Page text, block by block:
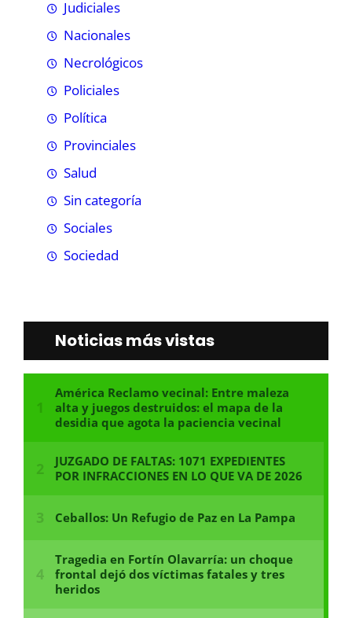
Judiciales
Nacionales
Necrológicos
Policiales
Política
Provinciales
Salud
Sin categoría
Sociales
Sociedad
Noticias más vistas